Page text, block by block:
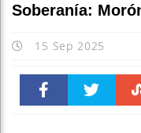
Soberanía:
15 Sep 2025